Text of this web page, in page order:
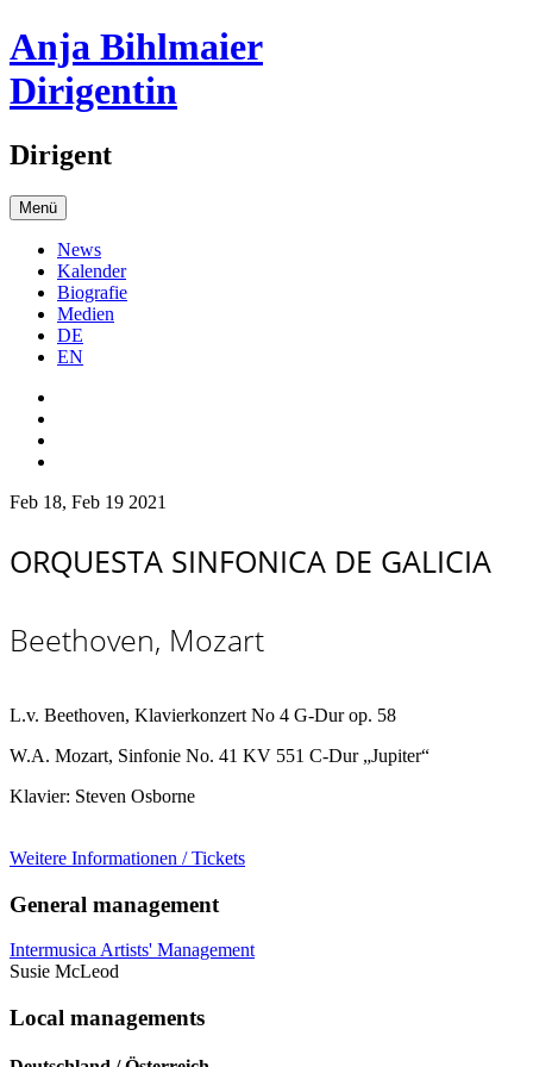
Anja Bihlmaier
Dirigentin
Dirigent
Menü
News
Kalender
Biografie
Medien
DE
EN
Feb 18, Feb 19 2021
ORQUESTA SINFONICA DE GALICIA
Beethoven, Mozart
L.v. Beethoven, Klavierkonzert No 4 G-Dur op. 58
W.A. Mozart, Sinfonie No. 41 KV 551 C-Dur „Jupiter“
Klavier: Steven Osborne
Weitere Informationen / Tickets
General management
Intermusica Artists' Management
Susie McLeod
Local managements